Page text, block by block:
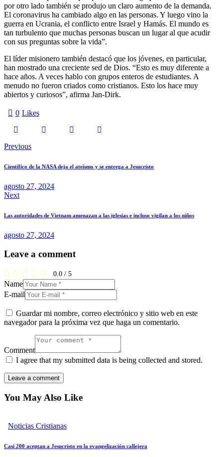
por otro lado también se produjo un claro aumento de la demanda.
El coronavirus ha cambiado algo en las personas. Y luego vino la
guerra en Ucrania, el conflicto entre Israel y Hamás. El mundo es
tan turbulento que muchas personas buscan un lugar al que acudir
con sus preguntas sobre la vida”.
El líder misionero también destacó que los jóvenes, en particular,
han mostrado una creciente sed de Dios. “Esto es muy diferente a
hace años. A veces hablo con grupos enteros de estudiantes. A
menudo no fueron criados como cristianos. Esto los hace muy
abiertos y curiosos”, afirma Jan-Dirk.
0 Likes
Navegación
de
Previous
Científico de la NASA deja el ateísmo y se entrega a Jesucristo
agosto 27, 2024
Next
Las autoridades de Vietnam amenazan a las iglesias e incluso vigilan a los niños
agosto 27, 2024
Leave a comment
0.0 / 5
Name
E-mail
Guardar mi nombre, correo electrónico y sitio web en este
navegador para la próxima vez que haga un comentario.
Comment
I agree that my submitted data is being collected and stored.
You May Also Like
Noticias Cristianas
Casi 200 aceptan a Jesucristo en la evangelización callejera